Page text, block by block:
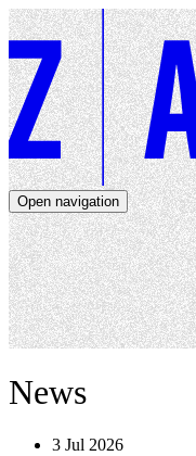
Open navigation
Artists
Dates
About
News
Close navigation
News
3 Jul 2026